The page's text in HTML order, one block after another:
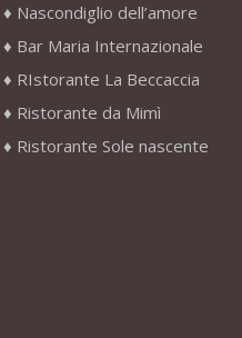
Nascondiglio dell’amore
Bar Maria Internazionale
RIstorante La Beccaccia
Ristorante da Mimì
Ristorante Sole nascente